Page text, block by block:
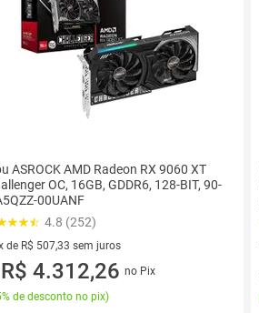
ASROCK AMD Radeon RX 9060 XT
OC, 16GB, GDDR6, 128-BIT, 90-
00UANF
4.8 (252)
de R$ 507,33 sem juros
vez de R$ 507,33 sem juros
R$ 4.312,26 no Pix
de desconto no pix)